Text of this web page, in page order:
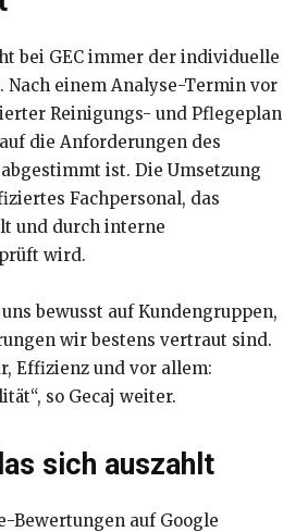
bei GEC immer der individuelle
Nach einem Analyse-Termin vor
Reinigungs- und Pflegeplan
die Anforderungen des
ist. Die Umsetzung
Fachpersonal, das
und durch interne
wird.
bewusst auf Kundengruppen,
wir bestens vertraut sind.
Effizienz und vor allem:
so Gecaj weiter.
sich auszahlt
Bewertungen auf Google